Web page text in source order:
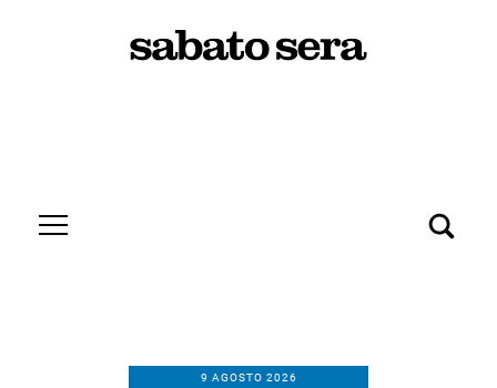
9 AGOSTO 2026